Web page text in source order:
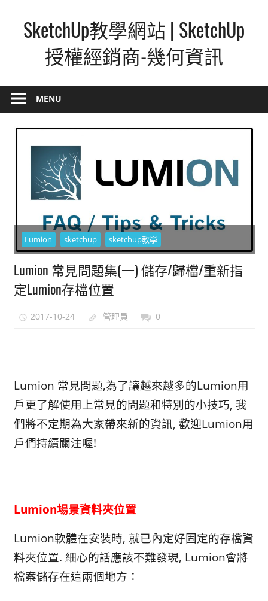
contentSketchUp教學網站 | SketchUp
授權經銷商-幾何資訊
–
最
直
人
人
都
能
上
手
MENU
Lumion sketchup sketchup教學
Lumion 常見問題集(一) 儲存/歸檔/重新指
定Lumion存檔位置
2017-10-24 管理員 0
Lumion 常見問題,為了讓越來越多的Lumion用
戶更了解使用上常見的問題和特別的小技巧, 我
們將不定期為大家帶來新的資訊, 歡迎Lumion用
戶們持續關注喔!
Lumion場景資料夾位置
Lumion軟體在安裝時, 就已內定好固定的存檔資
料夾位置. 細心的話應該不難發現, Lumion會將
檔案儲存在這兩個地方：